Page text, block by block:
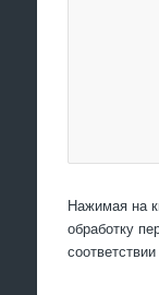
Нажимая на
обработку
соответствии